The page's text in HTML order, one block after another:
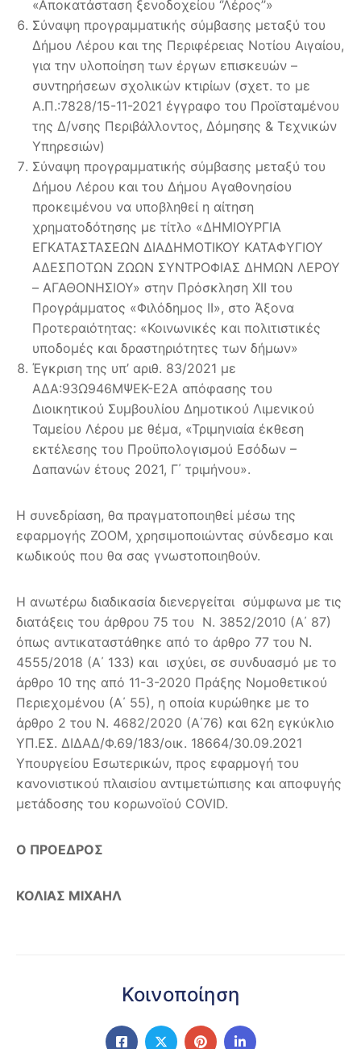
«Αποκατάσταση ξενοδοχείου ‘’Λέρος’’»
Σύναψη προγραμματικής σύμβασης μεταξύ του
Δήμου Λέρου και της Περιφέρειας Νοτίου Αιγαίου,
για την υλοποίηση των έργων επισκευών –
συντηρήσεων σχολικών κτιρίων (σχετ. το με
Α.Π.:7828/15-11-2021 έγγραφο του Προϊσταμένου
της Δ/νσης Περιβάλλοντος, Δόμησης & Τεχνικών
Υπηρεσιών)
Σύναψη προγραμματικής σύμβασης μεταξύ του
Δήμου Λέρου και του Δήμου Αγαθονησίου
προκειμένου να υποβληθεί η αίτηση
χρηματοδότησης με τίτλο «ΔΗΜΙΟΥΡΓΙΑ
ΕΓΚΑΤΑΣΤΑΣΕΩΝ ΔΙΑΔΗΜΟΤΙΚΟΥ ΚΑΤΑΦΥΓΙΟΥ
ΑΔΕΣΠΟΤΩΝ ΖΩΩΝ ΣΥΝΤΡΟΦΙΑΣ ΔΗΜΩΝ ΛΕΡΟΥ
– ΑΓΑΘΟΝΗΣΙΟΥ» στην Πρόσκληση ΧΙΙ του
Προγράμματος «Φιλόδημος ΙΙ», στο Άξονα
Προτεραιότητας: «Κοινωνικές και πολιτιστικές
υποδομές και δραστηριότητες των δήμων»
Έγκριση της υπ’ αριθ. 83/2021 με
ΑΔΑ:93Ω946ΜΨΕΚ-Ε2Α απόφασης του
Διοικητικού Συμβουλίου Δημοτικού Λιμενικού
Ταμείου Λέρου με θέμα, «Τριμηνιαία έκθεση
εκτέλεσης του Προϋπολογισμού Εσόδων –
Δαπανών έτους 2021, Γ΄ τριμήνου».
Η συνεδρίαση, θα πραγματοποιηθεί μέσω της
εφαρμογής ZOOM, χρησιμοποιώντας σύνδεσμο και
κωδικούς που θα σας γνωστοποιηθούν.
Η ανωτέρω διαδικασία διενεργείται σύμφωνα με τις
διατάξεις του άρθρου 75 του Ν. 3852/2010 (Α΄ 87)
όπως αντικαταστάθηκε από το άρθρο 77 του Ν.
4555/2018 (Α΄ 133) και ισχύει, σε συνδυασμό με το
άρθρο 10 της από 11-3-2020 Πράξης Νομοθετικού
Περιεχομένου (Α΄ 55), η οποία κυρώθηκε με το
άρθρο 2 του Ν. 4682/2020 (Α΄76) και 62η εγκύκλιο
ΥΠ.ΕΣ. ΔΙΔΑΔ/Φ.69/183/οικ. 18664/30.09.2021
Υπουργείου Εσωτερικών, προς εφαρμογή του
κανονιστικού πλαισίου αντιμετώπισης και αποφυγής
μετάδοσης του κορωνοϊού COVID.
Ο ΠΡΟΕΔΡΟΣ
ΚΟΛΙΑΣ ΜΙΧΑΗΛ
Κοινοποίηση